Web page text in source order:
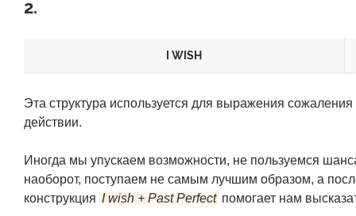
2.
I WISH
Эта структура используется для выражения
действии.
Иногда мы упускаем возможности, не пользуемся
наоборот, поступаем не самым лучшим образом, а
конструкция I wish + Past Perfect помогает нам